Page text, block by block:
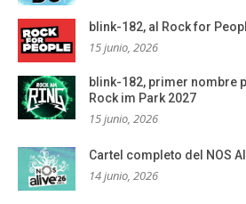
blink-182, al Rock for
15 junio, 2026
blink-182, primer nombre
Rock im Park 2027
15 junio, 2026
Cartel completo del NOS
14 junio, 2026